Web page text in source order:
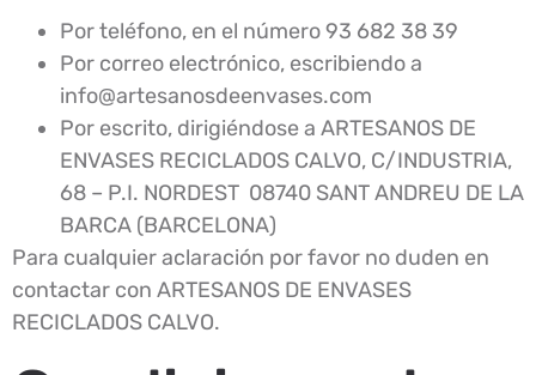
Por teléfono, en el número 93 682 38 39
Por correo electrónico, escribiendo a
info@artesanosdeenvases.com
Por escrito, dirigiéndose a ARTESANOS DE
ENVASES RECICLADOS CALVO, C/INDUSTRIA,
68 – P.I. NORDEST 08740 SANT ANDREU DE LA
BARCA (BARCELONA)
Para cualquier aclaración por favor no duden en
contactar con ARTESANOS DE ENVASES
RECICLADOS CALVO.